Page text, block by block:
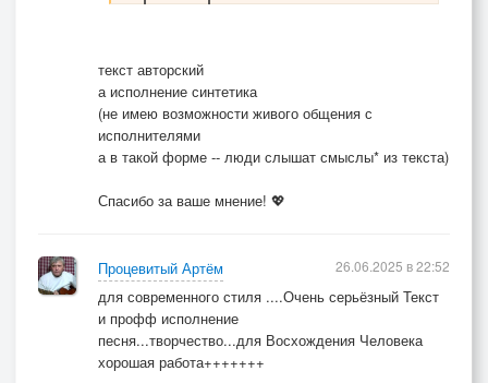
Но судьба ее злодейка
Не спешила к ней с наградой,
Грела душу телогрейка —
Мне подаст стакан водицы.
И писала между строчек,
Что своей семьей гордится.
Младший, приезжая часто,
текст авторский
а исполнение синтетика
(не имею возможности живого общения с
исполнителями
а в такой форме -- люди слышат смыслы* из текста)
Спасибо за ваше мнение! 💖
Процевитый Артём
для современного стиля ....Очень серьёзный Текст
и профф исполнение
песня...творчество...для Восхождения Человека
хорошая работа+++++++
26.06.2025 в 22:52